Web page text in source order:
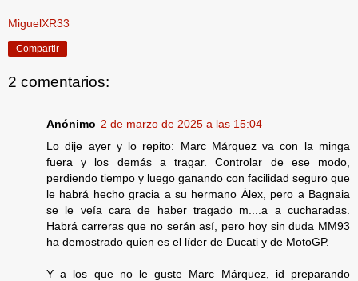
MiguelXR33
Compartir
2 comentarios:
Anónimo 2 de marzo de 2025 a las 15:04
Lo dije ayer y lo repito: Marc Márquez va con la minga
fuera y los demás a tragar. Controlar de ese modo,
perdiendo tiempo y luego ganando con facilidad seguro que
le habrá hecho gracia a su hermano Álex, pero a Bagnaia
se le veía cara de haber tragado m....a a cucharadas.
Habrá carreras que no serán así, pero hoy sin duda MM93
ha demostrado quien es el líder de Ducati y de MotoGP.
Y a los que no le guste Marc Márquez, id preparando